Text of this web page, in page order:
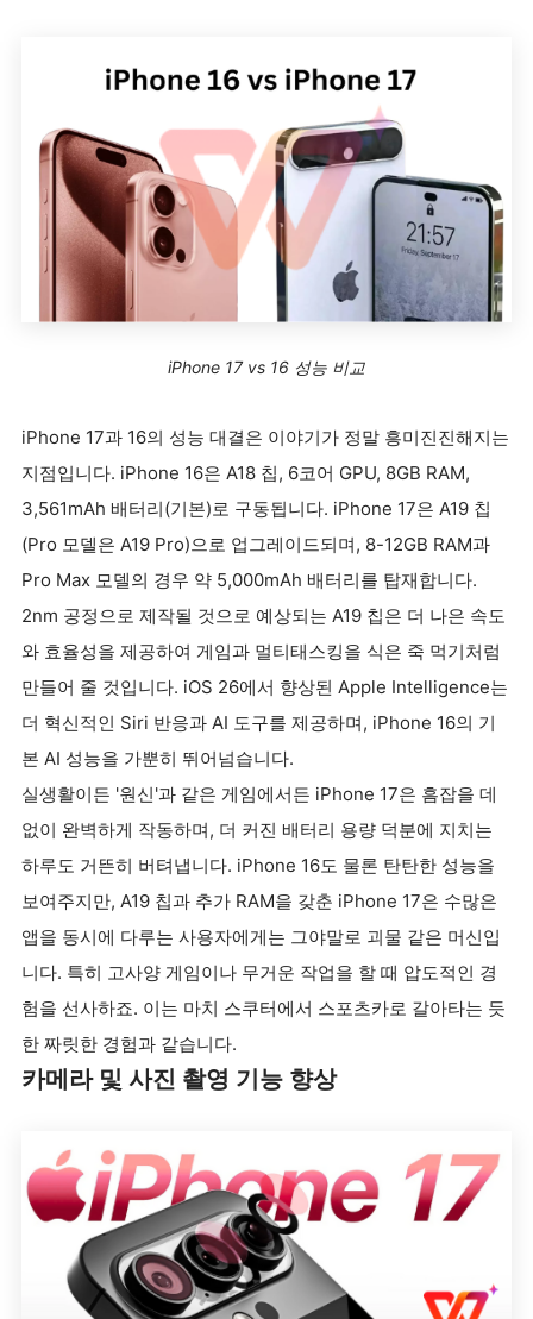
iPhone 17 vs 16 성능 비교
iPhone 17과 16의 성능 대결은 이야기가 정말 흥미진진해지는
지점입니다. iPhone 16은 A18 칩, 6코어 GPU, 8GB RAM,
3,561mAh 배터리(기본)로 구동됩니다. iPhone 17은 A19 칩
(Pro 모델은 A19 Pro)으로 업그레이드되며, 8-12GB RAM과
Pro Max 모델의 경우 약 5,000mAh 배터리를 탑재합니다.
2nm 공정으로 제작될 것으로 예상되는 A19 칩은 더 나은 속도
와 효율성을 제공하여 게임과 멀티태스킹을 식은 죽 먹기처럼
만들어 줄 것입니다. iOS 26에서 향상된 Apple Intelligence는
더 혁신적인 Siri 반응과 AI 도구를 제공하며, iPhone 16의 기
본 AI 성능을 가뿐히 뛰어넘습니다.
실생활이든 '원신'과 같은 게임에서든 iPhone 17은 흠잡을 데
없이 완벽하게 작동하며, 더 커진 배터리 용량 덕분에 지치는
하루도 거뜬히 버텨냅니다. iPhone 16도 물론 탄탄한 성능을
보여주지만, A19 칩과 추가 RAM을 갖춘 iPhone 17은 수많은
앱을 동시에 다루는 사용자에게는 그야말로 괴물 같은 머신입
니다. 특히 고사양 게임이나 무거운 작업을 할 때 압도적인 경
험을 선사하죠. 이는 마치 스쿠터에서 스포츠카로 갈아타는 듯
한 짜릿한 경험과 같습니다.
카메라 및 사진 촬영 기능 향상